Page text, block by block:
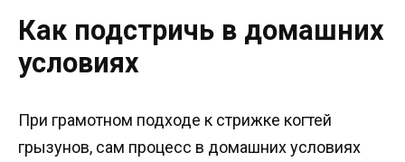
Как подстричь в домашних
условиях
При грамотном подходе к стрижке когтей
грызунов, сам процесс в домашних условиях